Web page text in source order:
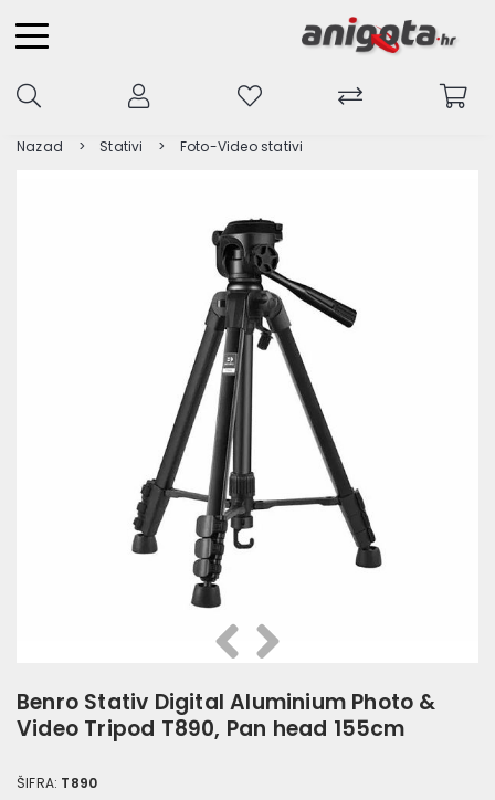
Nazad Stativi Foto-Video stativi
PrethodnaSlijedeća
Benro Stativ Digital Aluminium Photo &
Video Tripod T890, Pan head 155cm
ŠIFRA: T890